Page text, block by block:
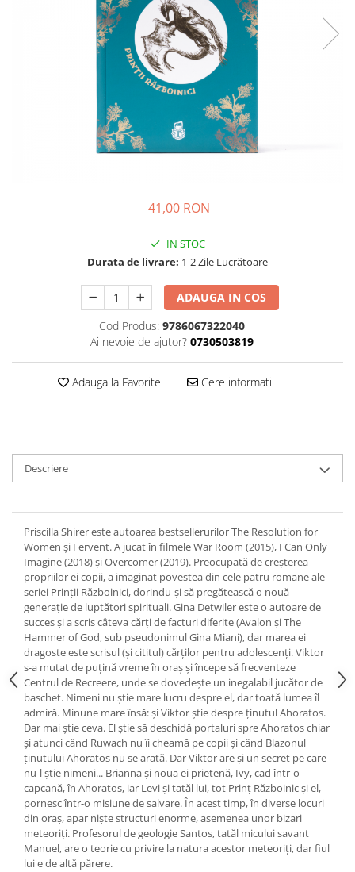
Prietenie, Logodnă și Căsătorie
Adolescenți și Tineri
Închinare prin Muzică
Devoționale/Meditații Biblice
Reviste
Poezii
41,00 RON
IN STOC
Durata de livrare: 1-2 Zile Lucrătoare
ADAUGA IN COS
Cod Produs: 9786067322040
Ai nevoie de ajutor? 0730503819
Adauga la Favorite Cere informatii
Descriere
Priscilla Shirer este autoarea bestsellerurilor The Resolution for
Women și Fervent. A jucat în filmele War Room (2015), I Can Only
Imagine (2018) și Overcomer (2019). Preocupată de creșterea
propriilor ei copii, a imaginat povestea din cele patru romane ale
seriei Prinții Războinici, dorindu-și să pregătească o nouă
generație de luptători spirituali. Gina Detwiler este o autoare de
succes și a scris câteva cărți de facturi diferite (Avalon și The
Hammer of God, sub pseudonimul Gina Miani), dar marea ei
dragoste este scrisul (și cititul) cărților pentru adolescenți. Viktor
s-a mutat de puțină vreme în oraș și începe să frecventeze
Centrul de Recreere, unde se dovedește un inegalabil jucător de
baschet. Nimeni nu știe mare lucru despre el, dar toată lumea îl
admiră. Minune mare însă: și Viktor știe despre ținutul Ahoratos.
Dar mai știe ceva. El știe să deschidă portaluri spre Ahoratos chiar
și atunci când Ruwach nu îi cheamă pe copii și când Blazonul
ținutului Ahoratos nu se arată. Dar Viktor are și un secret pe care
nu-l știe nimeni... Brianna și noua ei prietenă, Ivy, cad într-o
capcană, în Ahoratos, iar Levi și tatăl lui, tot Prinț Războinic și el,
pornesc într-o misiune de salvare. În acest timp, în diverse locuri
din oraș, apar niște structuri enorme, asemenea unor bizari
meteoriți. Profesorul de geologie Santos, tatăl micului savant
Manuel, are o teorie cu privire la natura acestor meteoriți, dar fiul
lui e de altă părere.